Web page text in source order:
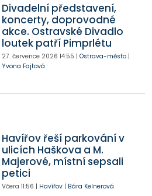
Divadelní představení,
koncerty, doprovodné
akce. Ostravské Divadlo
loutek patří Pimprlétu
27. července 2026 14:55 | Ostrava-město|
Yvona Fajtová
Havířov řeší parkování v
ulicích Haškova a M.
Majerové, místní sepsali
petici
Včera 11:56 | Havířov| Bára Kelnerová